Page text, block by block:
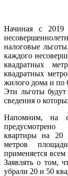
Начиная с
налоговые
каждого
квадратных
квадратных
жилого дома и по
Эти льготы будут
сведения о
Напомним, на
предусмотрено
квартиры на 20
метров
применяется
Заявлять о том,
убрали 20 и 50